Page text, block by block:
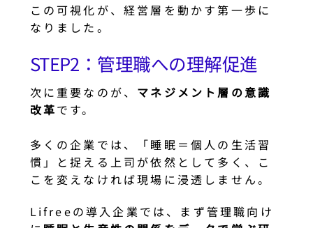
この可視化が、経営層を動かす第一歩に
なりました。
STEP2：管理職への理解促進
次に重要なのが、 マネジメント層の意識
改革です。
多くの企業では、「睡眠＝個人の生活習
慣」と捉える上司が依然として多く、こ
こを変えなければ現場に浸透しません。
Lifreeの導入企業では、まず管理職向け